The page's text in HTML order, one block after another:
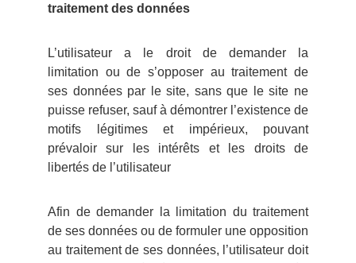
traitement des données
L’utilisateur a le droit de demander la
limitation ou de s’opposer au traitement de
ses données par le site, sans que le site ne
puisse refuser, sauf à démontrer l’existence de
motifs légitimes et impérieux, pouvant
prévaloir sur les intérêts et les droits de
libertés de l’utilisateur
Afin de demander la limitation du traitement
de ses données ou de formuler une opposition
au traitement de ses données, l’utilisateur doit